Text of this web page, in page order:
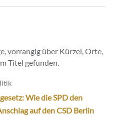
vorrangig über Kürzel, Orte,
Titel gefunden.
Wie die SPD den
auf den CSD Berlin